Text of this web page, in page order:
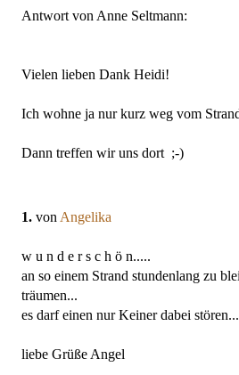
Antwort von Anne Seltmann:
Vielen lieben Dank Heidi!
Ich wohne ja nur kurz weg vom
Dann treffen wir uns dort ;-)
1. von Angelika
w u n d e r s c h ö n.....
an so einem Strand stundenlang zu
träumen...
es darf einen nur Keiner dabei stören...
liebe Grüße Angel